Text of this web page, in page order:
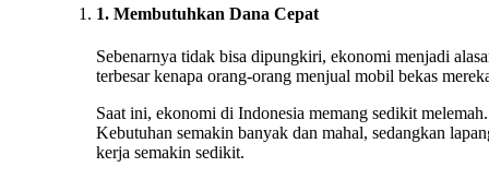
1. Membutuhkan Dana Cepat
Sebenarnya tidak bisa dipungkiri, ekonomi menjadi
terbesar kenapa orang-orang menjual mobil bekas
Saat ini, ekonomi di Indonesia memang sedikit melemah.
Kebutuhan semakin banyak dan mahal, sedangkan
kerja semakin sedikit.